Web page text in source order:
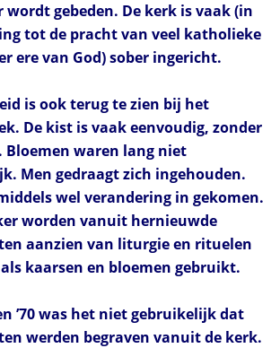
wordt gebeden. De kerk is vaak (in
tot de pracht van veel katholieke
ere van God) sober ingericht.
is ook terug te zien bij het
De kist is vaak eenvoudig, zonder
Bloemen waren lang niet
Men gedraagt zich ingehouden.
wel verandering in gekomen.
worden vanuit hernieuwde
aanzien van liturgie en rituelen
kaarsen en bloemen gebruikt.
’70 was het niet gebruikelijk dat
werden begraven vanuit de kerk.